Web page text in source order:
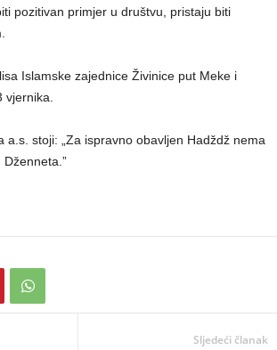
pozitivan primjer u društvu, pristaju biti
Islamske zajednice Živinice put Meke i
a.s. stoji: „Za ispravno obavljen Hadždž nema
Sljedeći članak